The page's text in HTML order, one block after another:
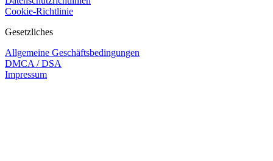
Cookie-Richtlinie
Gesetzliches
Allgemeine Geschäftsbedingungen
DMCA / DSA
Impressum